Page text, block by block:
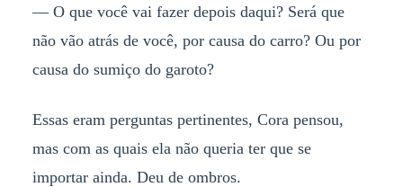
— O que você vai fazer depois daqui? Será que
não vão atrás de você, por causa do carro? Ou por
causa do sumiço do garoto?
Essas eram perguntas pertinentes, Cora pensou,
mas com as quais ela não queria ter que se
importar ainda. Deu de ombros.